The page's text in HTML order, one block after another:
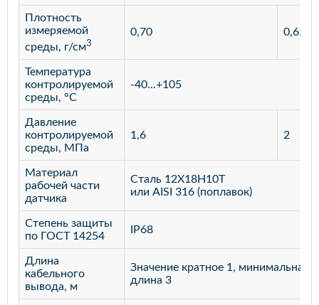
Плотность
измеряемой
среды, г/см3
0,70 0,65
Температура
контролируемой
среды, °С
-40...+105
Давление
контролируемой
среды, МПа
1,6 2
Материал
рабочей части
датчика
Сталь 12Х18Н10Т
или AISI 316 (поплавок)
Степень защиты
по ГОСТ 14254
IP68
Длина
кабельного
вывода, м
Значение кратное 1, минимальная
длина 3